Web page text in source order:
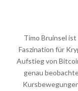
Timo Bruinsel
Faszination für
Aufstieg von
genau